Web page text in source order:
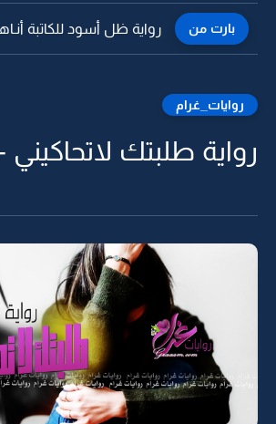
بارت من رواية ظل أسود للكاتبة
روايات_غرام
رواية طلبتك لاتحاكيني -